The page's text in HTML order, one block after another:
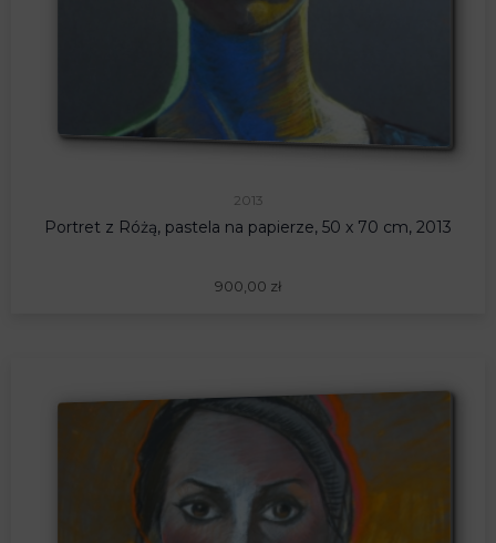
2013
Portret z Różą, pastela na papierze, 50 x 70 cm, 2013
900,00 zł